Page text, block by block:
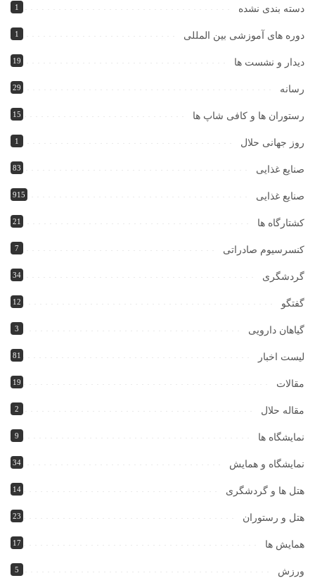
دسته بندی نشده 1
دوره های آموزشی بین المللی 1
دیدار و نشست ها 19
رسانه 29
رستوران ها و کافی شاپ ها 15
روز جهانی حلال 1
صنایع غذایی 83
صنایع غذایی 915
کشتارگاه ها 21
کنسرسیوم صادراتی 7
گردشگری 34
گفتگو 12
گیاهان دارویی 3
لیست اخبار 81
مقالات 19
مقاله حلال 2
نمایشگاه ها 9
نمایشگاه و همایش 34
هتل ها و گردشگری 14
هتل و رستوران 23
همایش ها 17
ورزش 5